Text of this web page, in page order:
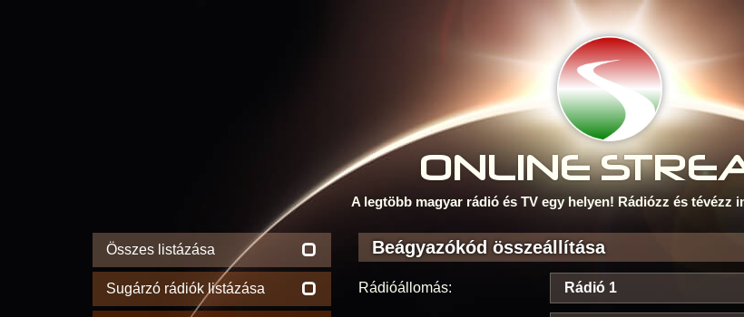
ONLINE S
A legtöbb magyar rádió és TV egy helyen! Rádiózz és tévézz
Összes listázása
Sugárzó rádiók listázása
Beágyazókód összeállítása
Rádióállomás: Rádió 1